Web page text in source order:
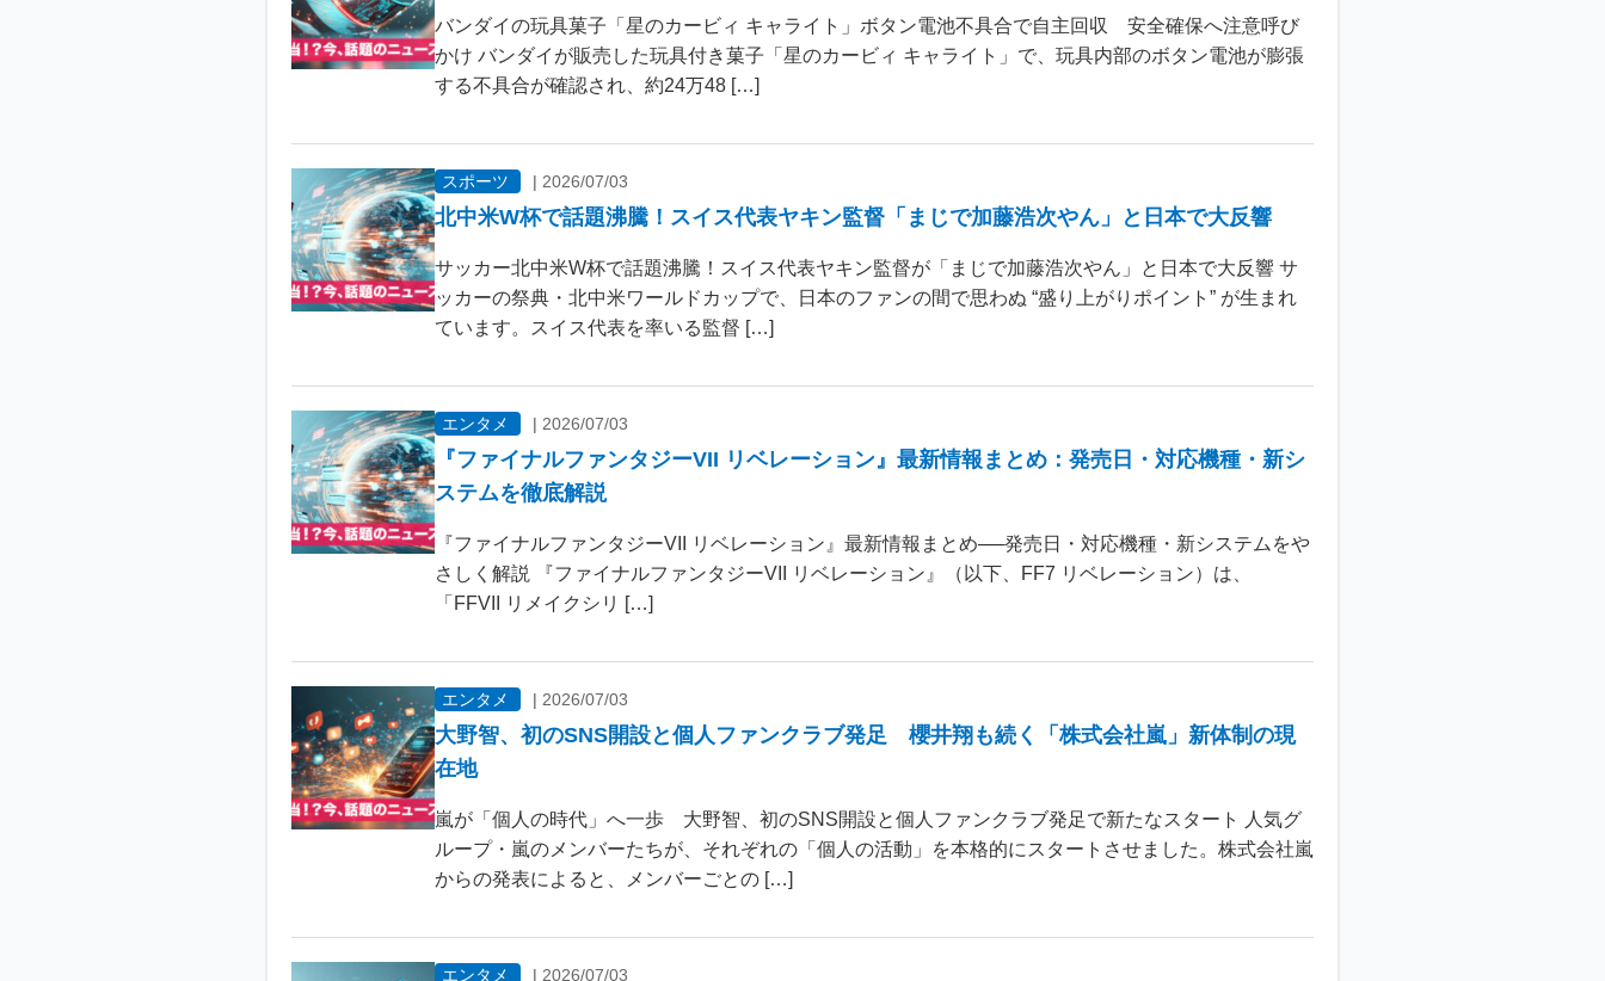
バンダイの玩具菓子「星のカービィ キャライト」ボタン電池不具合で自主回収 安全確保へ注意呼び
かけ バンダイが販売した玩具付き菓子「星のカービィ キャライト」で、玩具内部のボタン電池が膨張
する不具合が確認され、約24万48 […]
スポーツ | 2026/07/03
北中米W杯で話題沸騰！スイス代表ヤキン監督「まじで加藤浩次やん」と日本で大反響
サッカー北中米W杯で話題沸騰！スイス代表ヤキン監督が「まじで加藤浩次やん」と日本で大反響 サ
ッカーの祭典・北中米ワールドカップで、日本のファンの間で思わぬ “盛り上がりポイント” が生まれ
ています。スイス代表を率いる監督 […]
エンタメ | 2026/07/03
『ファイナルファンタジーVII リベレーション』最新情報まとめ：発売日・対応機種・新シ
ステムを徹底解説
『ファイナルファンタジーVII リベレーション』最新情報まとめ──発売日・対応機種・新システムをや
さしく解説 『ファイナルファンタジーVII リベレーション』（以下、FF7 リベレーション）は、
「FFVII リメイクシリ […]
エンタメ | 2026/07/03
大野智、初のSNS開設と個人ファンクラブ発足 櫻井翔も続く「株式会社嵐」新体制の現
在地
嵐が「個人の時代」へ一歩 大野智、初のSNS開設と個人ファンクラブ発足で新たなスタート 人気グ
ループ・嵐のメンバーたちが、それぞれの「個人の活動」を本格的にスタートさせました。株式会社嵐
からの発表によると、メンバーごとの […]
エンタメ | 2026/07/03